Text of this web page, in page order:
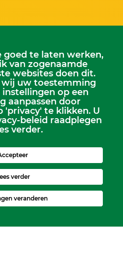
goed te laten werken,
van zogenaamde
websites doen dit.
uw toestemming
op een
aanpassen door
'privacy' te klikken. U
beleid raadplegen
verder.
verder
veranderen